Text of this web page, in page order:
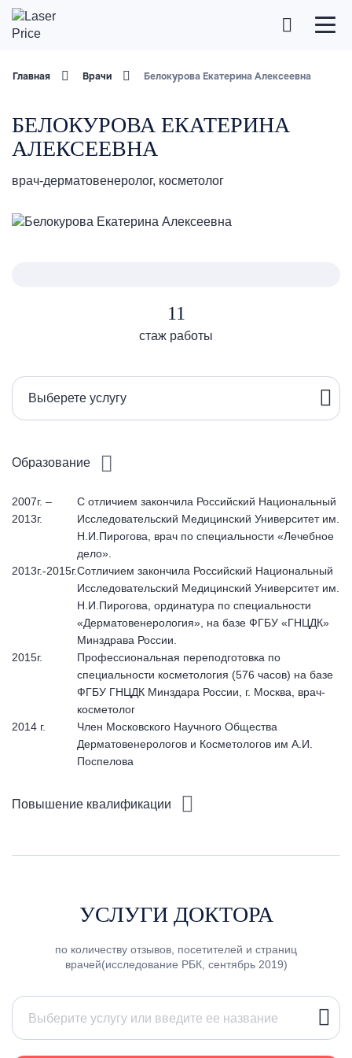
Главная Врачи Белокурова Екатерина Алексеевна
БЕЛОКУРОВА ЕКАТЕРИНА
АЛЕКСЕЕВНА
врач-дерматовенеролог, косметолог
11
стаж работы
Выберете услугу
Образование
2007г. –
2013г.
С отличием закончила Российский Национальный
Исследовательский Медицинский Университет им.
Н.И.Пирогова, врач по специальности «Лечебное
дело».
2013г.-2015г.Сотличием закончила Российский Национальный
Исследовательский Медицинский Университет им.
Н.И.Пирогова, ординатура по специальности
«Дерматовенерология», на базе ФГБУ «ГНЦДК»
Минздрава России.
2015г.
Профессиональная переподготовка по
специальности косметология (576 часов) на базе
ФГБУ ГНЦДК Минздара России, г. Москва, врач-
косметолог
2014 г.
Член Московского Научного Общества
Дерматовенерологов и Косметологов им А.И.
Поспелова
Повышение квалификации
УСЛУГИ ДОКТОРА
по количеству отзывов, посетителей и страниц
врачей(исследование РБК, сентябрь 2019)